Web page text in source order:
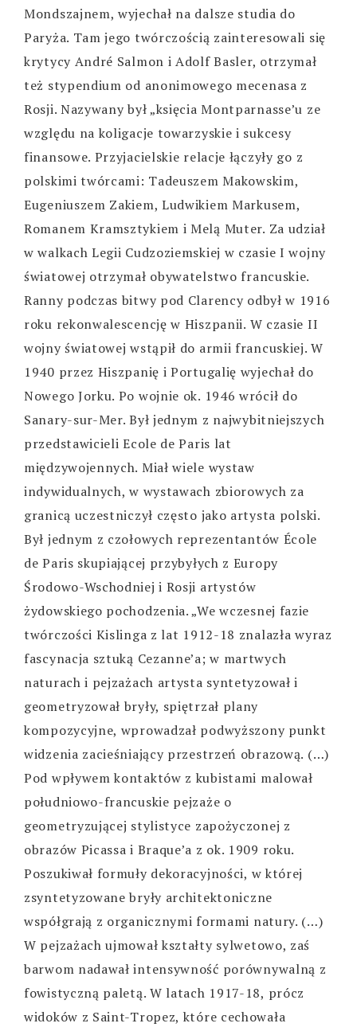
Mondszajnem, wyjechał na dalsze studia do
Paryża. Tam jego twórczością zainteresowali się
krytycy André Salmon i Adolf Basler, otrzymał
też stypendium od anonimowego mecenasa z
Rosji. Nazywany był „księcia Montparnasse’u ze
względu na koligacje towarzyskie i sukcesy
finansowe. Przyjacielskie relacje łączyły go z
polskimi twórcami: Tadeuszem Makowskim,
Eugeniuszem Zakiem, Ludwikiem Markusem,
Romanem Kramsztykiem i Melą Muter. Za udział
w walkach Legii Cudzoziemskiej w czasie I wojny
światowej otrzymał obywatelstwo francuskie.
Ranny podczas bitwy pod Clarency odbył w 1916
roku rekonwalescencję w Hiszpanii. W czasie II
wojny światowej wstąpił do armii francuskiej. W
1940 przez Hiszpanię i Portugalię wyjechał do
Nowego Jorku. Po wojnie ok. 1946 wrócił do
Sanary-sur-Mer. Był jednym z najwybitniejszych
przedstawicieli Ecole de Paris lat
międzywojennych. Miał wiele wystaw
indywidualnych, w wystawach zbiorowych za
granicą uczestniczył często jako artysta polski.
Był jednym z czołowych reprezentantów École
de Paris skupiającej przybyłych z Europy
Środowo-Wschodniej i Rosji artystów
żydowskiego pochodzenia. „We wczesnej fazie
twórczości Kislinga z lat 1912-18 znalazła wyraz
fascynacja sztuką Cezanne’a; w martwych
naturach i pejzażach artysta syntetyzował i
geometryzował bryły, spiętrzał plany
kompozycyjne, wprowadzał podwyższony punkt
widzenia zacieśniający przestrzeń obrazową. (…)
Pod wpływem kontaktów z kubistami malował
południowo-francuskie pejzaże o
geometryzującej stylistyce zapożyczonej z
obrazów Picassa i Braque’a z ok. 1909 roku.
Poszukiwał formuły dekoracyjności, w której
zsyntetyzowane bryły architektoniczne
współgrają z organicznymi formami natury. (…)
W pejzażach ujmował kształty sylwetowo, zaś
barwom nadawał intensywność porównywalną z
fowistyczną paletą. W latach 1917-18, prócz
widoków z Saint-Tropez, które cechowała